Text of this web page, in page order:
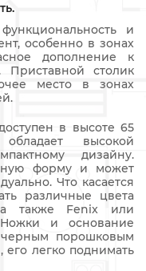
и
особенно в зонах
дополнение к
Приставной столик
место в зонах
в высоте 65
высокой
дизайну.
форму и может
Что касается
различные цвета
также Fenix или
и основание
черным порошковым
легко поднимать